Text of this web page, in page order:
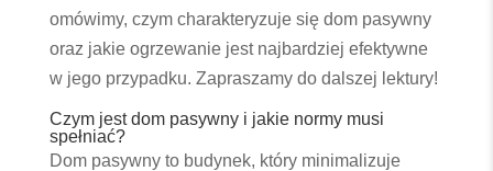
omówimy, czym charakteryzuje się dom pasywny
oraz jakie ogrzewanie jest najbardziej efektywne
w jego przypadku. Zapraszamy do dalszej lektury!
Czym jest dom pasywny i jakie normy musi
spełniać?
Dom pasywny to budynek, który minimalizuje